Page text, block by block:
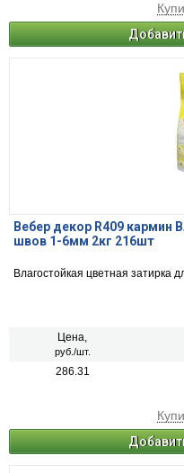
Вебер декор R409 кармин
швов 1-6мм 2кг 216шт
Влагостойкая цветная затирка
Цена,
руб./шт.
286.31